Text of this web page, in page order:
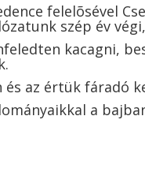
felelõsével
szép év
kacagni,
az értük fáradó
a